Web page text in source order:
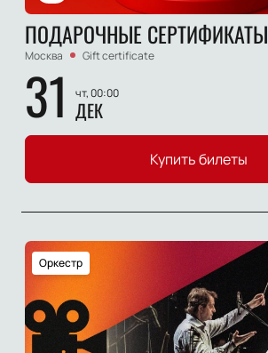
ПОДАРОЧНЫЕ СЕРТИФИКАТЫ
Москва Gift certificate
31 чт, 00:00
ДЕК
Купить билеты
Оркестр